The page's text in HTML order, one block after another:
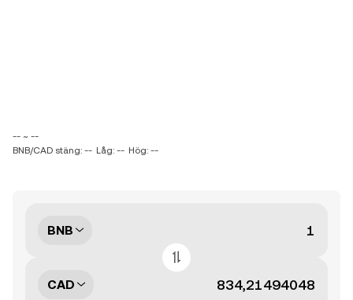
-- ~ --
BNB/CAD stäng: -- Låg: -- Hög: --
BNB
CAD